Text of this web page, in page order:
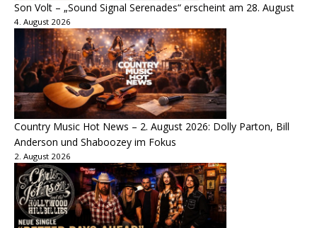
Son Volt – „Sound Signal Serenades“ erscheint am 28. August
4. August 2026
Country Music Hot News – 2. August 2026: Dolly Parton, Bill
Anderson und Shaboozey im Fokus
2. August 2026